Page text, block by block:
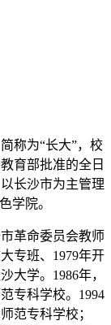
称为“长大”，校
育部批准的全日
长沙市为主管理
学院。
革命委员会教师
专班、1979年开
大学。1986年，
专科学校。1994
范专科学校；